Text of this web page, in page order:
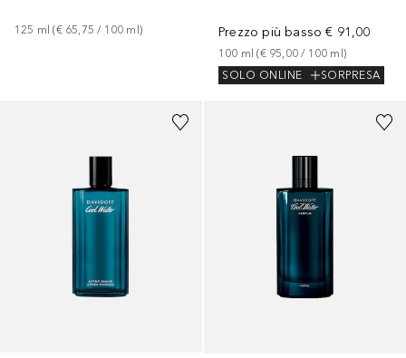
125 ml (€ 65,75 / 100 ml ) Prezzo più basso € 91,00
100 ml (€ 95,00 / 100 ml )
SOLO ONLINE
SORPRESA